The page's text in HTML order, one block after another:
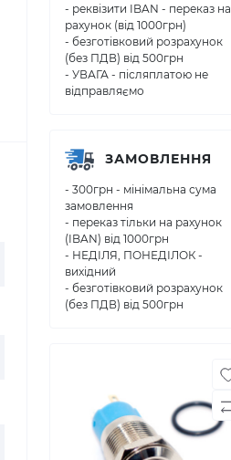
- реквізити IBAN - переказ на
рахунок (від 1000грн)
- безготівковий розрахунок
(без ПДВ) від 500грн
- УВАГА - післяплатою не
відправляємо
ЗАМОВЛЕННЯ
- 300грн - мінімальна сума
замовлення
- переказ тільки на рахунок
(IBAN) від 1000грн
- НЕДІЛЯ, ПОНЕДІЛОК -
вихідний
- безготівковий розрахунок
(без ПДВ) від 500грн